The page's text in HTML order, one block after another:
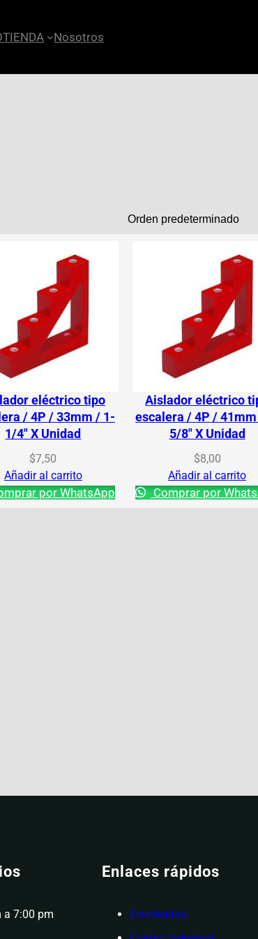
TIENDA Nosotros
eléctrico tipo
/ 4P / 33mm / 1-
1/4″ X Unidad
$7,50
Añadir al carrito
por WhatsApp
Aislador eléctrico
escalera / 4P /
5/8″ X Unidad
$8,00
Añadir al carrito
Comprar por
a 7:00 pm
Enlaces rápidos
Electricidad